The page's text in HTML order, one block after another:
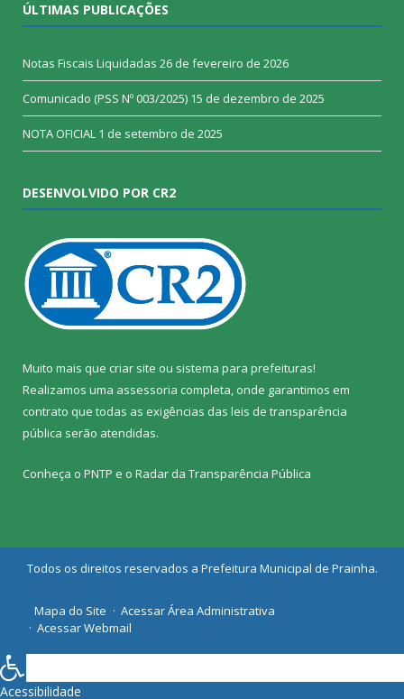
ÚLTIMAS PUBLICAÇÕES
Notas Fiscais Liquidadas 26 de fevereiro de 2026
Comunicado (PSS Nº 003/2025) 15 de dezembro de 2025
NOTA OFICIAL 1 de setembro de 2025
DESENVOLVIDO POR CR2
Muito mais que criar site ou sistema para prefeituras!
Realizamos uma assessoria completa, onde garantimos em
contrato que todas as exigências das leis de transparência
pública serão atendidas.
Conheça o PNTP e o Radar da Transparência Pública
Todos os direitos reservados a Prefeitura Municipal de Prainha.
Mapa do Site
Acessar Área Administrativa
Acessar Webmail
Acessibilidade